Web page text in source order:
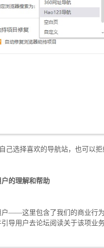
己选择喜欢的导航站，也可以拒
的理解和帮助
——这里包含了我们的商业行
导用户去论坛阅读关于该项业务